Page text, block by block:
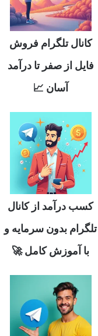
کانال تلگرام فروش
فایل از صفر تا درآمد
آسان 📈
کسب درآمد از کانال
تلگرام بدون سرمایه و
با آموزش کامل 🚀